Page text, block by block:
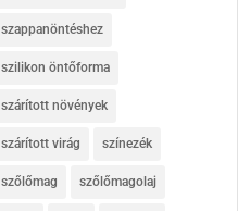
szappanöntéshez
szilikon öntőforma
szárított növények
szárított virág színezék
szőlőmag szőlőmagolaj